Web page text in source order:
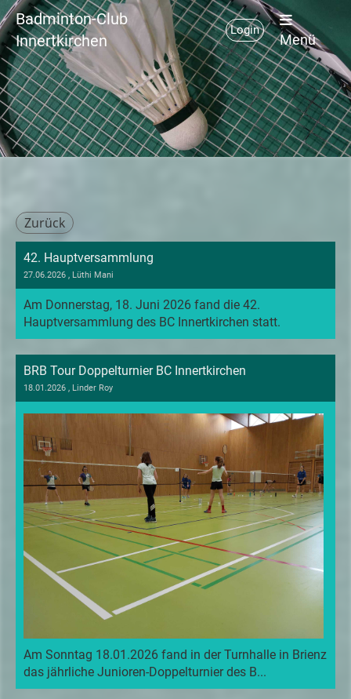
Badminton-Club
Innertkirchen
Login
Menü
Zurück
42. Hauptversammlung
27.06.2026 , Lüthi Mani
Am Donnerstag, 18. Juni 2026 fand die 42.
Hauptversammlung des BC Innertkirchen statt.
BRB Tour Doppelturnier BC Innertkirchen
18.01.2026 , Linder Roy
Am Sonntag 18.01.2026 fand in der Turnhalle in Brienz
das jährliche Junioren-Doppelturnier des B...